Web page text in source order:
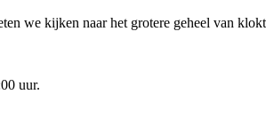
we kijken naar het grotere geheel van
uur.